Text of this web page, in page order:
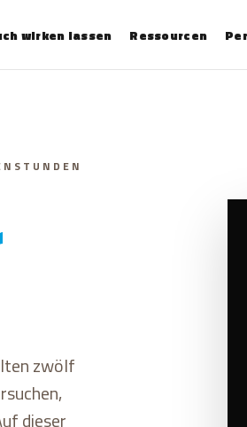
wirken lassen Ressourcen
zwölf
dieser